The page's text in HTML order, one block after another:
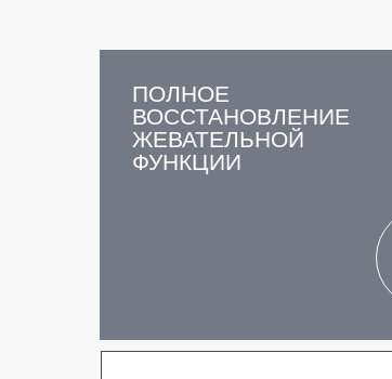
ПОЛНОЕ
ВОССТАНОВЛЕНИЕ
ЖЕВАТЕЛЬНОЙ
ФУНКЦИИ